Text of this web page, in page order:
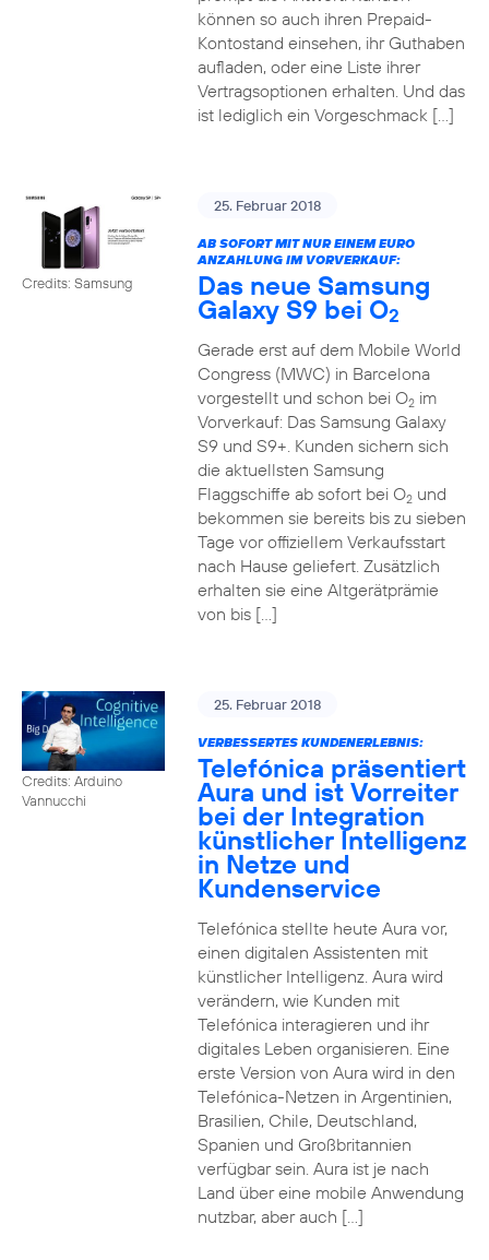
können so auch ihren Prepaid-
Kontostand einsehen, ihr Guthaben
aufladen, oder eine Liste ihrer
Vertragsoptionen erhalten. Und das
ist lediglich ein Vorgeschmack […]
Credits: Samsung
25. Februar 2018
AB SOFORT MIT NUR EINEM EURO
ANZAHLUNG IM VORVERKAUF:
Das neue Samsung
Galaxy S9 bei O2
Gerade erst auf dem Mobile World
Congress (MWC) in Barcelona
vorgestellt und schon bei O2im
Vorverkauf: Das Samsung Galaxy
S9 und S9+. Kunden sichern sich
die aktuellsten Samsung
Flaggschiffe ab sofort bei O2und
bekommen sie bereits bis zu sieben
Tage vor offiziellem Verkaufsstart
nach Hause geliefert. Zusätzlich
erhalten sie eine Altgerätprämie
von bis […]
Credits: Arduino
Vannucchi
25. Februar 2018
VERBESSERTES KUNDENERLEBNIS:
Telefónica präsentiert
Aura und ist Vorreiter
bei der Integration
künstlicher Intelligenz
in Netze und
Kundenservice
Telefónica stellte heute Aura vor,
einen digitalen Assistenten mit
künstlicher Intelligenz. Aura wird
verändern, wie Kunden mit
Telefónica interagieren und ihr
digitales Leben organisieren. Eine
erste Version von Aura wird in den
Telefónica-Netzen in Argentinien,
Brasilien, Chile, Deutschland,
Spanien und Großbritannien
verfügbar sein. Aura ist je nach
Land über eine mobile Anwendung
nutzbar, aber auch […]